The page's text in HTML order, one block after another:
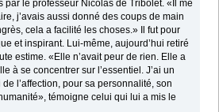
le professeur Nicolas de Tribolet. «Il me
j’avais aussi donné des coups de main
cela a facilité les choses.» Il fut pour
et inspirant. Lui-même, aujourd’hui retiré
estime. «Elle n’avait peur de rien. Elle a
à se concentrer sur l’essentiel. J’ai un
l’affection, pour sa personnalité, son
témoigne celui qui lui a mis le